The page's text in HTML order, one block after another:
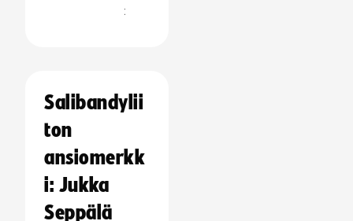
:
Salibandylii
ton
ansiomerkk
i: Jukka
Seppälä